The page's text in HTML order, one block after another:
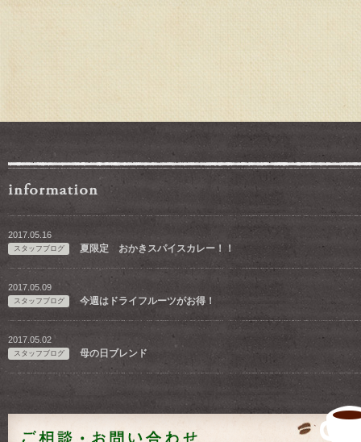
2017.05.16
スタッフブログ 夏限定 おかきスパイスカレー！！
2017.05.09
スタッフブログ 今週はドライフルーツがお得！
2017.05.02
スタッフブログ 母の日ブレンド